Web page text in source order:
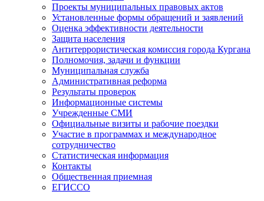
Проекты муниципальных правовых актов
Установленные формы обращений и заявлений
Оценка эффективности деятельности
Защита населения
Антитеррористическая комиссия города Кургана
Полномочия, задачи и функции
Муниципальная служба
Административная реформа
Результаты проверок
Информационные системы
Учрежденные СМИ
Официальные визиты и рабочие поездки
Участие в программах и международное
сотрудничество
Статистическая информация
Контакты
Общественная приемная
ЕГИССО